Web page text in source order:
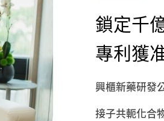
鎖定千
專利獲
興櫃新藥研發
接子共軛化合